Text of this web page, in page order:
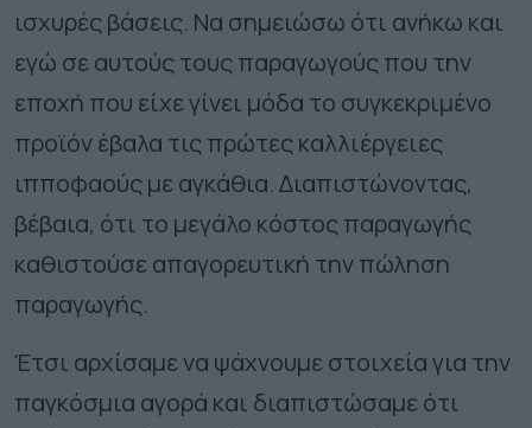
ισχυρές βάσεις. Να σημειώσω ότι ανήκω και
εγώ σε αυτούς τους παραγωγούς που την
εποχή που είχε γίνει μόδα το συγκεκριμένο
προϊόν έβαλα τις πρώτες καλλιέργειες
ιπποφαούς με αγκάθια. Διαπιστώνοντας,
βέβαια, ότι το μεγάλο κόστος παραγωγής
καθιστούσε απαγορευτική την πώληση
παραγωγής.
Έτσι αρχίσαμε να ψάχνουμε στοιχεία για την
παγκόσμια αγορά και διαπιστώσαμε ότι